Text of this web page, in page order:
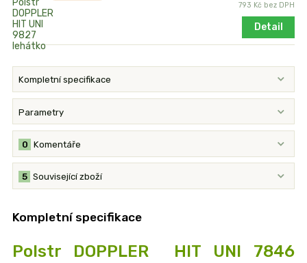
793 Kč bez DPH
Detail
Kompletní specifikace
Parametry
Komentáře
0
Související zboží
5
Kompletní specifikace
Polstr DOPPLER HIT UNI 7846